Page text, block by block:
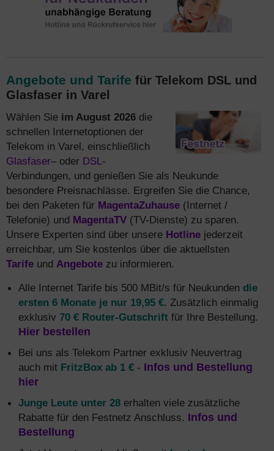
Angebote und Tarife für Telekom DSL und
Glasfaser in Varel
Wählen Sie im August 2026 die
schnellen Internetoptionen der
Telekom in Varel, einschließlich
Glasfaser– oder DSL-
Verbindungen, und genießen Sie als Neukunde
besondere Preisnachlässe. Ergreifen Sie die Chance,
bei den Paketen für MagentaZuhause (Internet /
Telefonie) und MagentaTV (TV-Dienste) zu sparen.
Unsere Experten sind über unsere Hotline jederzeit
erreichbar, um Sie kostenlos über die aktuellsten
Tarife und Angebote zu informieren.
Alle Internet Tarife bis 500 MBit/s für Neukunden die
ersten 6 Monate je nur 19,95 €. Zusätzlich einmalig
exklusiv 70 € Router-Gutschrift für Ihre Bestellung.
Hier bestellen
Bei uns als Telekom Partner exklusiv Neuvertrag
auch mit FritzBox ab 1 € - Infos und Bestellung
hier
Junge Leute unter 28 erhalten viele zusätzliche
Rabatte für den Festnetz Anschluss. Infos und
Bestellung